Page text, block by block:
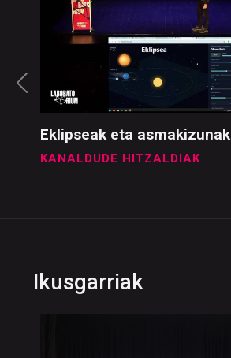
Eklipseak eta asmakizunak
KANALDUDE HITZALDIAK
Ikusgarriak